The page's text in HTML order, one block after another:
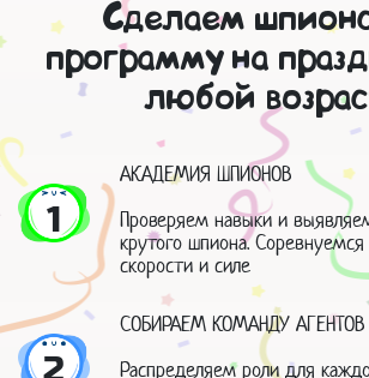
Сделаем
программу на
любой
1
АКАДЕМИЯ ШПИОНОВ
Проверяем навыки и
крутого шпиона.
скорости и силе
СОБИРАЕМ КОМАНДУ АГЕНТОВ
Распределяем роли для